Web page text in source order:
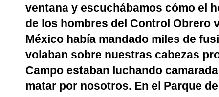
ventana y escuchábamos cómo el
de los hombres del Control Obrero
México había mandado miles de
volaban sobre nuestras cabezas
Campo estaban luchando
matar por nosotros. En el Parque